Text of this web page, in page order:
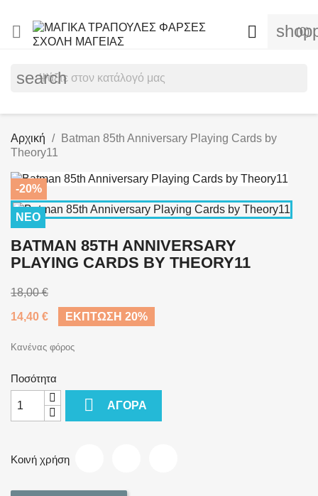
 (0)

search
Αρχική
Batman 85th Anniversary Playing Cards by
Theory11
-20%
ΝΈΟ
BATMAN 85TH ANNIVERSARY
PLAYING CARDS BY THEORY11
18,00 €
14,40 €
ΈΚΠΤΩΣΗ 20%
Κανένας φόρος
Ποσότητα
 ΑΓΟΡΆ
Κοινή χρήση